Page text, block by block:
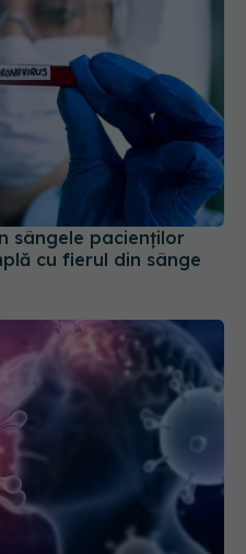
sângele pacienților
cu fierul din sânge